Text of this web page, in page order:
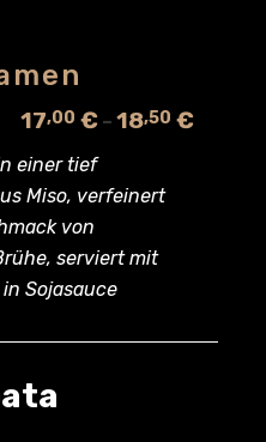
einer tief
Miso, verfeinert
von
serviert mit
Sojasauce
17,00 € – 18,50 €